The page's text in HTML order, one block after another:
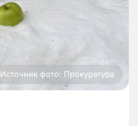
Источник фото: Прокуратура